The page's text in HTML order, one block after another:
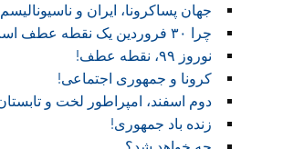
جهان پساکرونا، ایران و ناسیونالیسم
چرا ۳۰ فروردین یک نقطه عطف است؟
نوروز ۹۹، نقطه عطف!‏
کرونا و جمهوری اجتماعی!‏
دوم اسفند، امپراطور لخت و
زنده باد جمهوری!